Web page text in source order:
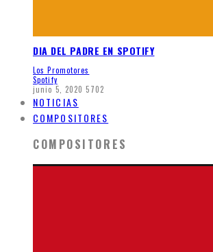
DIA DEL PADRE EN SPOTIFY
Los Promotores
Spotify
junio 5, 2020 5702
NOTICIAS
COMPOSITORES
COMPOSITORES